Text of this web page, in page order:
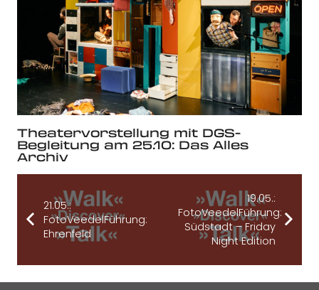
Theatervorstellung mit DGS-
Begleitung am 25.10: Das Alles
Archiv
21.05.:
FotoVeedelFührung:
Ehrenfeld
19.05.:
FotoVeedelFührung:
Südstadt – Friday
Night Edition